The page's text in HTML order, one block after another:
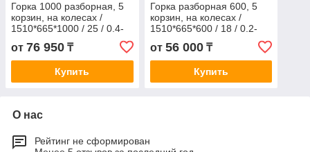
Горка 1000 разборная, 5
корзин, на колесах /
1510*665*1000 / 25 / 0.4-
1510*665*1000- 25- 0.4
от 76 950 ₸
Купить
Горка разборная 600, 5
корзин, на колесах /
1510*665*600 / 18 / 0.2-
1510*665*600- 18- 0.2
от 56 000₸
Купить
О нас
Рейтинг не сформирован